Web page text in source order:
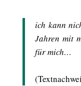
ich kann
Jahren mit
für mich…